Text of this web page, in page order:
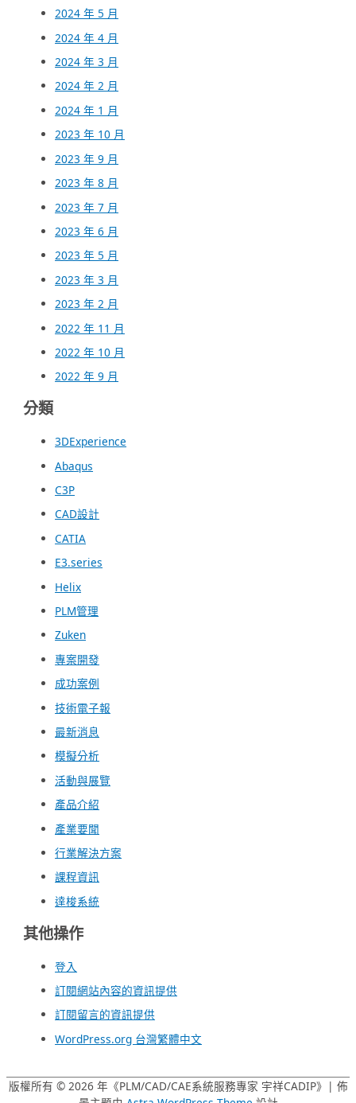
2024 年 5 月
2024 年 4 月
2024 年 3 月
2024 年 2 月
2024 年 1 月
2023 年 10 月
2023 年 9 月
2023 年 8 月
2023 年 7 月
2023 年 6 月
2023 年 5 月
2023 年 3 月
2023 年 2 月
2022 年 11 月
2022 年 10 月
2022 年 9 月
分類
3DExperience
Abaqus
C3P
CAD設計
CATIA
E3.series
Helix
PLM管理
Zuken
專案開發
成功案例
技術電子報
最新消息
模擬分析
活動與展覽
產品介紹
產業要聞
行業解決方案
課程資訊
達梭系統
其他操作
登入
訂閱網站內容的資訊提供
訂閱留言的資訊提供
WordPress.org 台灣繁體中文
版權所有 © 2026 年《PLM/CAD/CAE系統服務專家 宇祥CADIP》| 佈